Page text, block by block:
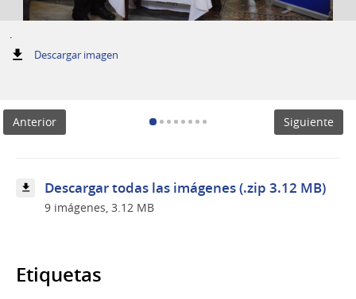
.
Descargar imagen:
Anterior Siguiente
Descargar todas las imágenes (.zip 3.12 MB)
9 imágenes, 3.12 MB
Etiquetas